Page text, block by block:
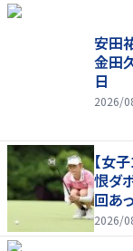
安田
金田
日
2026/
【女
恨ダ
回あ
2026/